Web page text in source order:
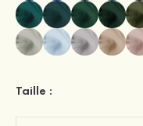
Taille :